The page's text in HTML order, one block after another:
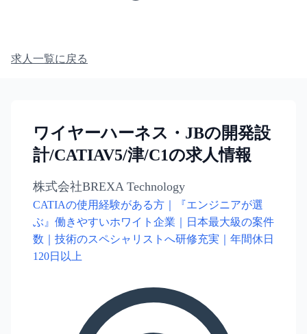
求人一覧に戻る
ワイヤーハーネス・JBの開発設
計/CATIAV5/津/C1の求人情報
株式会社BREXA Technology
CATIAの使用経験がある方｜『エンジニアが選
ぶ』働きやすいホワイト企業｜日本最大級の案件
数｜技術のスペシャリストへ研修充実｜年間休日
120日以上